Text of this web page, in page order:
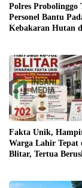
Polres Probolinggo
Personel Bantu
Kebakaran Hutan
Fakta Unik,
Warga Lahir
Blitar, Tertua